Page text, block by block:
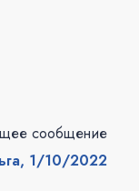
сообщение
1/10/2022